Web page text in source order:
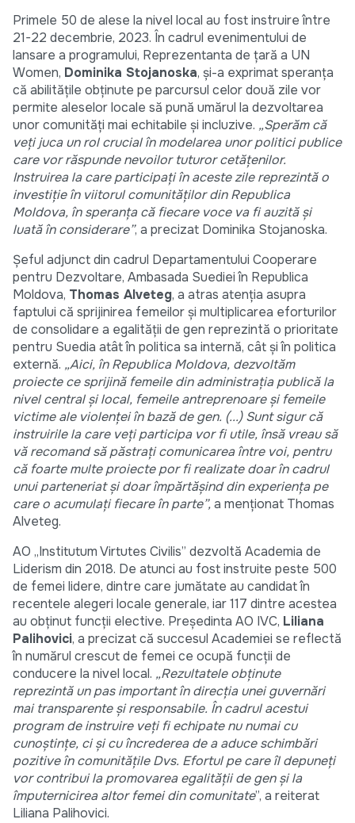
Primele 50 de alese la nivel local au fost instruire între
21-22 decembrie, 2023. În cadrul evenimentului de
lansare a programului, Reprezentanta de țară a UN
Women, Dominika Stojanoska, și-a exprimat speranța
că abilitățile obținute pe parcursul celor două zile vor
permite aleselor locale să pună umărul la dezvoltarea
unor comunități mai echitabile și incluzive. „Sperăm că
veți juca un rol crucial în modelarea unor politici publice
care vor răspunde nevoilor tuturor cetățenilor.
Instruirea la care participați în aceste zile reprezintă o
investiție în viitorul comunităților din Republica
Moldova, în speranța că fiecare voce va fi auzită și
luată în considerare”, a precizat Dominika Stojanoska.
Șeful adjunct din cadrul Departamentului Cooperare
pentru Dezvoltare, Ambasada Suediei în Republica
Moldova, Thomas Alveteg, a atras atenția asupra
faptului că sprijinirea femeilor și multiplicarea eforturilor
de consolidare a egalității de gen reprezintă o prioritate
pentru Suedia atât în politica sa internă, cât și în politica
externă. „Aici, în Republica Moldova, dezvoltăm
proiecte ce sprijină femeile din administrația publică la
nivel central și local, femeile antreprenoare și femeile
victime ale violenței în bază de gen. (...) Sunt sigur că
instruirile la care veți participa vor fi utile, însă vreau să
vă recomand să păstrați comunicarea între voi, pentru
că foarte multe proiecte por fi realizate doar în cadrul
unui parteneriat și doar împărtășind din experiența pe
care o acumulați fiecare în parte”,a menționat Thomas
Alveteg.
AO „Institutum Virtutes Civilis” dezvoltă Academia de
Liderism din 2018. De atunci au fost instruite peste 500
de femei lidere, dintre care jumătate au candidat în
recentele alegeri locale generale, iar 117 dintre acestea
au obținut funcții elective. Președinta AO IVC, Liliana
Palihovici, a precizat că succesul Academiei se reflectă
în numărul crescut de femei ce ocupă funcții de
conducere la nivel local. „Rezultatele obținute
reprezintă un pas important în direcția unei guvernări
mai transparente și responsabile. În cadrul acestui
program de instruire veți fi echipate nu numai cu
cunoștințe, ci și cu încrederea de a aduce schimbări
pozitive în comunitățile Dvs. Efortul pe care îl depuneți
vor contribui la promovarea egalității de gen și la
împuternicirea altor femei din comunitate”, a reiterat
Liliana Palihovici.